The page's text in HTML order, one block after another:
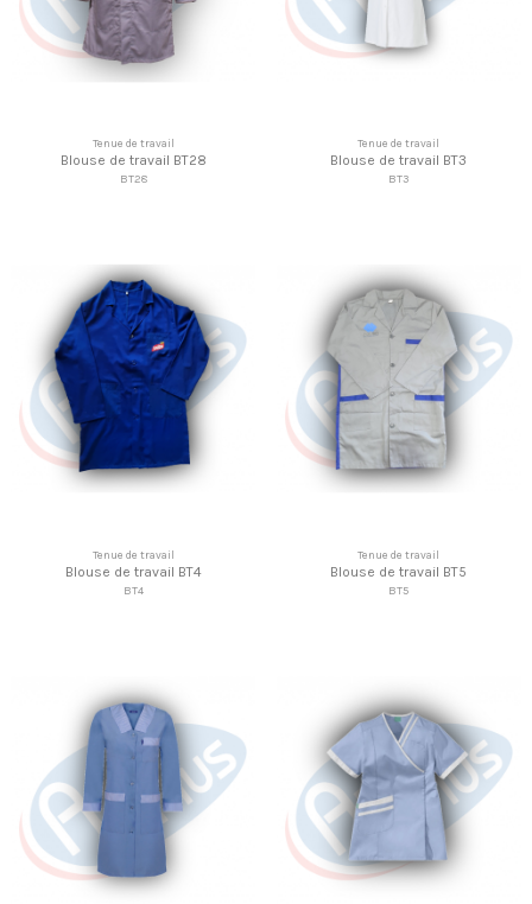
Tenue de travail
Blouse de travail BT28
BT28
Tenue de travail
Blouse de travail BT3
BT3
Tenue de travail
Blouse de travail BT4
BT4
Tenue de travail
Blouse de travail BT5
BT5